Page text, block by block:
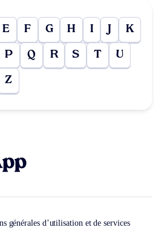
E F G H I J K
P Q R S T U
Z
générales d’utilisation et de services